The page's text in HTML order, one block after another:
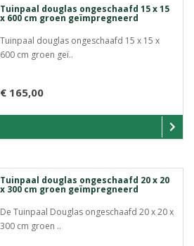
Tuinpaal douglas ongeschaafd 15 x 15
x 600 cm groen geïmpregneerd
Tuinpaal douglas ongeschaafd 15 x 15 x
600 cm groen geï..
€ 165,00
Tuinpaal douglas ongeschaafd 20 x 20
x 300 cm groen geïmpregneerd
De Tuinpaal Douglas ongeschaafd 20 x 20 x
300 cm groen ..